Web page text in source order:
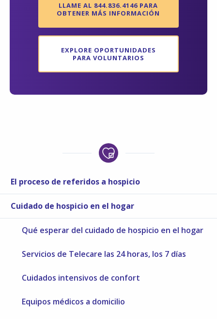
LLAME AL 844.836.4146 PARA
OBTENER MÁS INFORMACIÓN
EXPLORE OPORTUNIDADES
PARA VOLUNTARIOS
El proceso de referidos a hospicio
Cuidado de hospicio en el hogar
Qué esperar del cuidado de hospicio en el hogar
Servicios de Telecare las 24 horas, los 7 días
Cuidados intensivos de confort
Equipos médicos a domicilio